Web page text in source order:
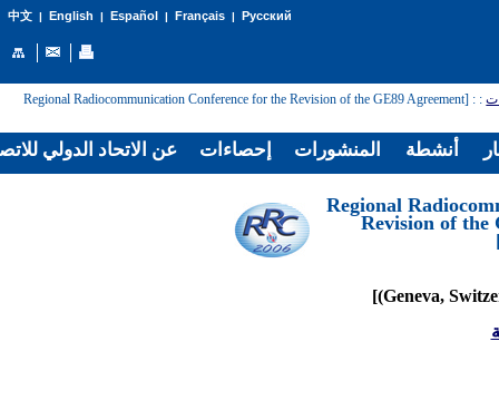
中文| English | Español | Français| Русский
:
: [Regional Radiocommunication Conference for the Revision of the GE89 Agreement
[Regional
Revision of the
عن الاتحاد الدولي إحصاءات المنشورات أنشطة